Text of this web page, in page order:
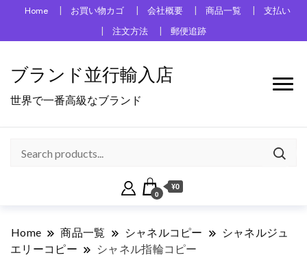
Home お買い物カゴ 会社概要 商品一覧
支払い
注文方法
郵便追跡
ブランド並行輸入店
世界で一番高級なブランド
0
¥0
Home 商品一覧 シャネルコピー
シャネルジュ
エリーコピー
シャネル指輪コピー